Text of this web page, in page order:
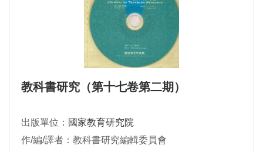
教科書研究（第十七卷第二期）
出版單位： 國家教育研究院
作/編/譯者：教科書研究編輯委員會